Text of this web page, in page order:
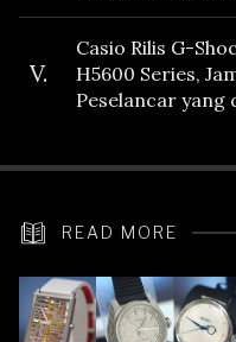
V.
Casio Rilis G-
H5600 Series,
Peselancar yang
READ MORE